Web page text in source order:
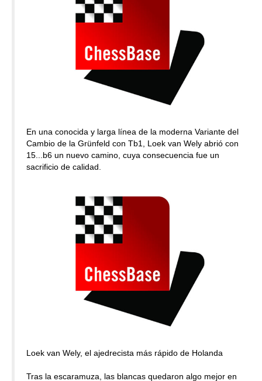
En una conocida y larga línea de la moderna Variante del
Cambio de la Grünfeld con Tb1, Loek van Wely abrió con
15...b6 un nuevo camino, cuya consecuencia fue un
sacrificio de calidad.
Loek van Wely, el ajedrecista más rápido de Holanda
Tras la escaramuza, las blancas quedaron algo mejor en